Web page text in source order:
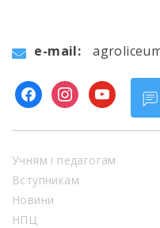
e-mail:
facebookinstagram
youtube
Учням і педагогам
Вступникам
Новини
НПЦ